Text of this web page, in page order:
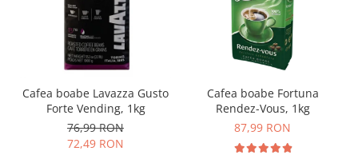
Cafea boabe Lavazza Gusto
Forte Vending, 1kg
76,99 RON
72,49 RON
Cafea boabe Fortuna
Rendez-Vous, 1kg
87,99 RON